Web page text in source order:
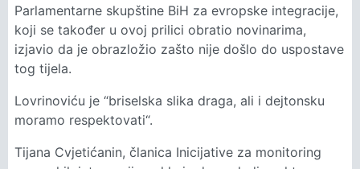
Parlamentarne skupštine BiH za evropske integracije,
koji se također u ovoj prilici obratio novinarima,
izjavio da je obrazložio zašto nije došlo do uspostave
tog tijela.
Lovrinoviću je “briselska slika draga, ali i dejtonsku
moramo respektovati“.
Tijana Cvjetićanin, članica Inicijative za monitoring